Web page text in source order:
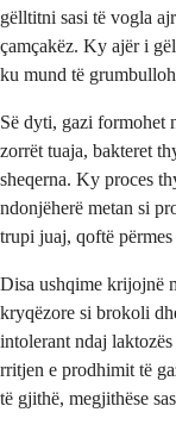
gëlltitni sasi të vogla
çamçakëz. Ky ajër i
ku mund të
Së dyti, gazi formohet
zorrët tuaja, bakteret
sheqerna. Ky proces
ndonjëherë metan si
trupi juaj, qoftë
Disa ushqime krijojnë
kryqëzore si brokoli
intolerant ndaj
rritjen e prodhimit të
të gjithë, megjithëse